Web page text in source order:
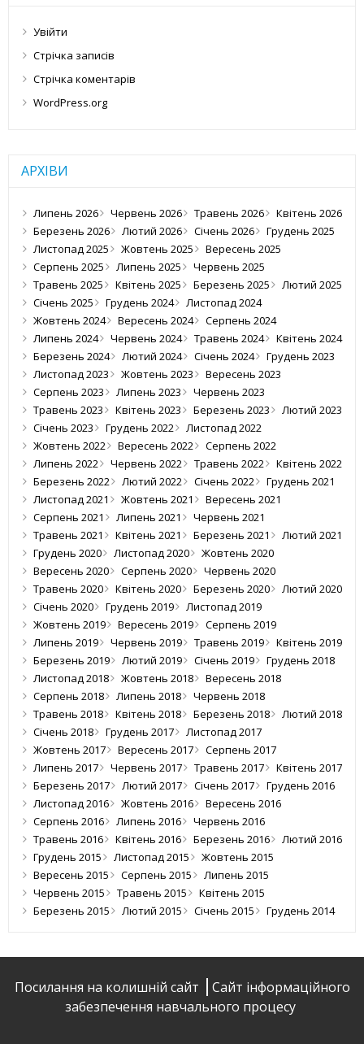
Увійти
Стрічка записів
Стрічка коментарів
WordPress.org
АРХІВИ
Липень 2026 Червень 2026 Травень 2026
Квітень 2026
Березень 2026
Лютий 2026 Січень 2026
Грудень 2025
Листопад 2025
Жовтень 2025
Вересень 2025
Серпень 2025
Липень 2025
Червень 2025
Травень 2025
Квітень 2025 Березень 2025
Лютий 2025
Січень 2025
Грудень 2024
Листопад 2024
Жовтень 2024
Вересень 2024
Серпень 2024
Липень 2024
Червень 2024 Травень 2024
Квітень 2024
Березень 2024
Лютий 2024 Січень 2024
Грудень 2023
Листопад 2023
Жовтень 2023
Вересень 2023
Серпень 2023
Липень 2023
Червень 2023
Травень 2023
Квітень 2023 Березень 2023
Лютий 2023
Січень 2023
Грудень 2022
Листопад 2022
Жовтень 2022
Вересень 2022
Серпень 2022
Липень 2022
Червень 2022 Травень 2022
Квітень 2022
Березень 2022
Лютий 2022 Січень 2022
Грудень 2021
Листопад 2021
Жовтень 2021
Вересень 2021
Серпень 2021
Липень 2021
Червень 2021
Травень 2021
Квітень 2021 Березень 2021
Лютий 2021
Грудень 2020
Листопад 2020
Жовтень 2020
Вересень 2020
Серпень 2020
Червень 2020
Травень 2020
Квітень 2020 Березень 2020
Лютий 2020
Січень 2020
Грудень 2019
Листопад 2019
Жовтень 2019
Вересень 2019
Серпень 2019
Липень 2019
Червень 2019 Травень 2019
Квітень 2019
Березень 2019
Лютий 2019 Січень 2019
Грудень 2018
Листопад 2018
Жовтень 2018
Вересень 2018
Серпень 2018
Липень 2018
Червень 2018
Травень 2018
Квітень 2018 Березень 2018
Лютий 2018
Січень 2018
Грудень 2017
Листопад 2017
Жовтень 2017
Вересень 2017
Серпень 2017
Липень 2017
Червень 2017 Травень 2017
Квітень 2017
Березень 2017
Лютий 2017 Січень 2017
Грудень 2016
Листопад 2016
Жовтень 2016
Вересень 2016
Серпень 2016
Липень 2016
Червень 2016
Травень 2016
Квітень 2016 Березень 2016
Лютий 2016
Грудень 2015
Листопад 2015
Жовтень 2015
Вересень 2015
Серпень 2015
Липень 2015
Червень 2015
Травень 2015
Квітень 2015
Березень 2015
Лютий 2015 Січень 2015 Грудень 2014
Посилання на колишній сайт
Сайт інформаційного
забезпечення навчального процесу